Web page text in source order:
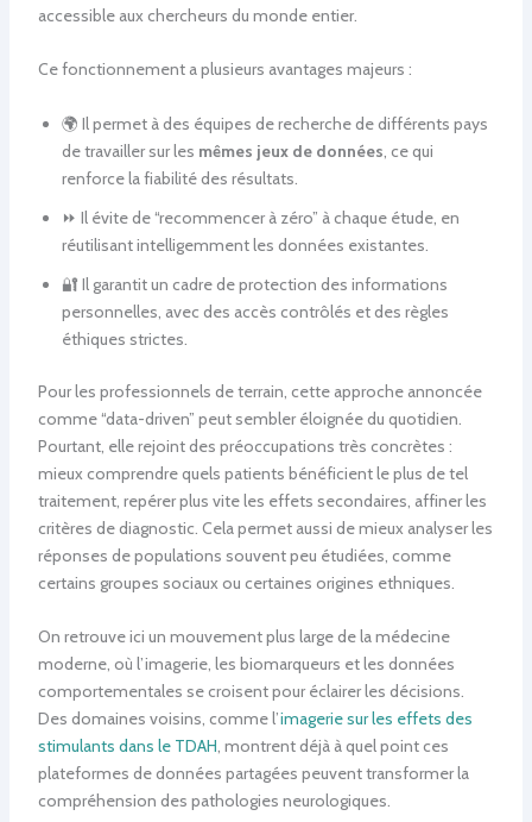
accessible aux chercheurs du monde entier.
Ce fonctionnement a plusieurs avantages majeurs :
🌍 Il permet à des équipes de recherche de différents pays
de travailler sur les mêmes jeux de données, ce qui
renforce la fiabilité des résultats.
⏩ Il évite de “recommencer à zéro” à chaque étude, en
réutilisant intelligemment les données existantes.
🔐 Il garantit un cadre de protection des informations
personnelles, avec des accès contrôlés et des règles
éthiques strictes.
Pour les professionnels de terrain, cette approche annoncée
comme “data-driven” peut sembler éloignée du quotidien.
Pourtant, elle rejoint des préoccupations très concrètes :
mieux comprendre quels patients bénéficient le plus de tel
traitement, repérer plus vite les effets secondaires, affiner les
critères de diagnostic. Cela permet aussi de mieux analyser les
réponses de populations souvent peu étudiées, comme
certains groupes sociaux ou certaines origines ethniques.
On retrouve ici un mouvement plus large de la médecine
moderne, où l’imagerie, les biomarqueurs et les données
comportementales se croisent pour éclairer les décisions.
Des domaines voisins, comme l’imagerie sur les effets des
stimulants dans le TDAH, montrent déjà à quel point ces
plateformes de données partagées peuvent transformer la
compréhension des pathologies neurologiques.